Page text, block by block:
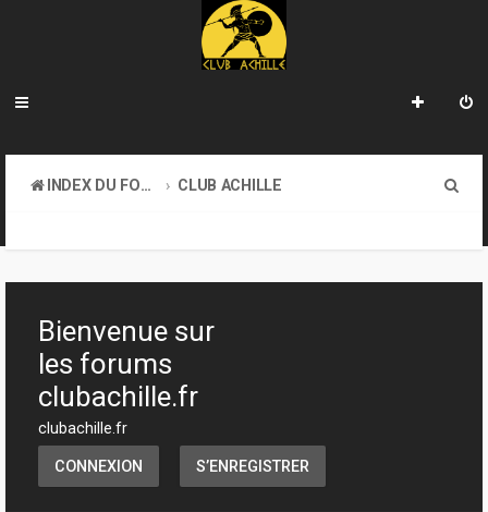
INDEX DU FORUM
CLUB ACHILLE
h
Bienvenue sur
les forums
clubachille.fr
clubachille.fr
CONNEXION S’ENREGISTRER